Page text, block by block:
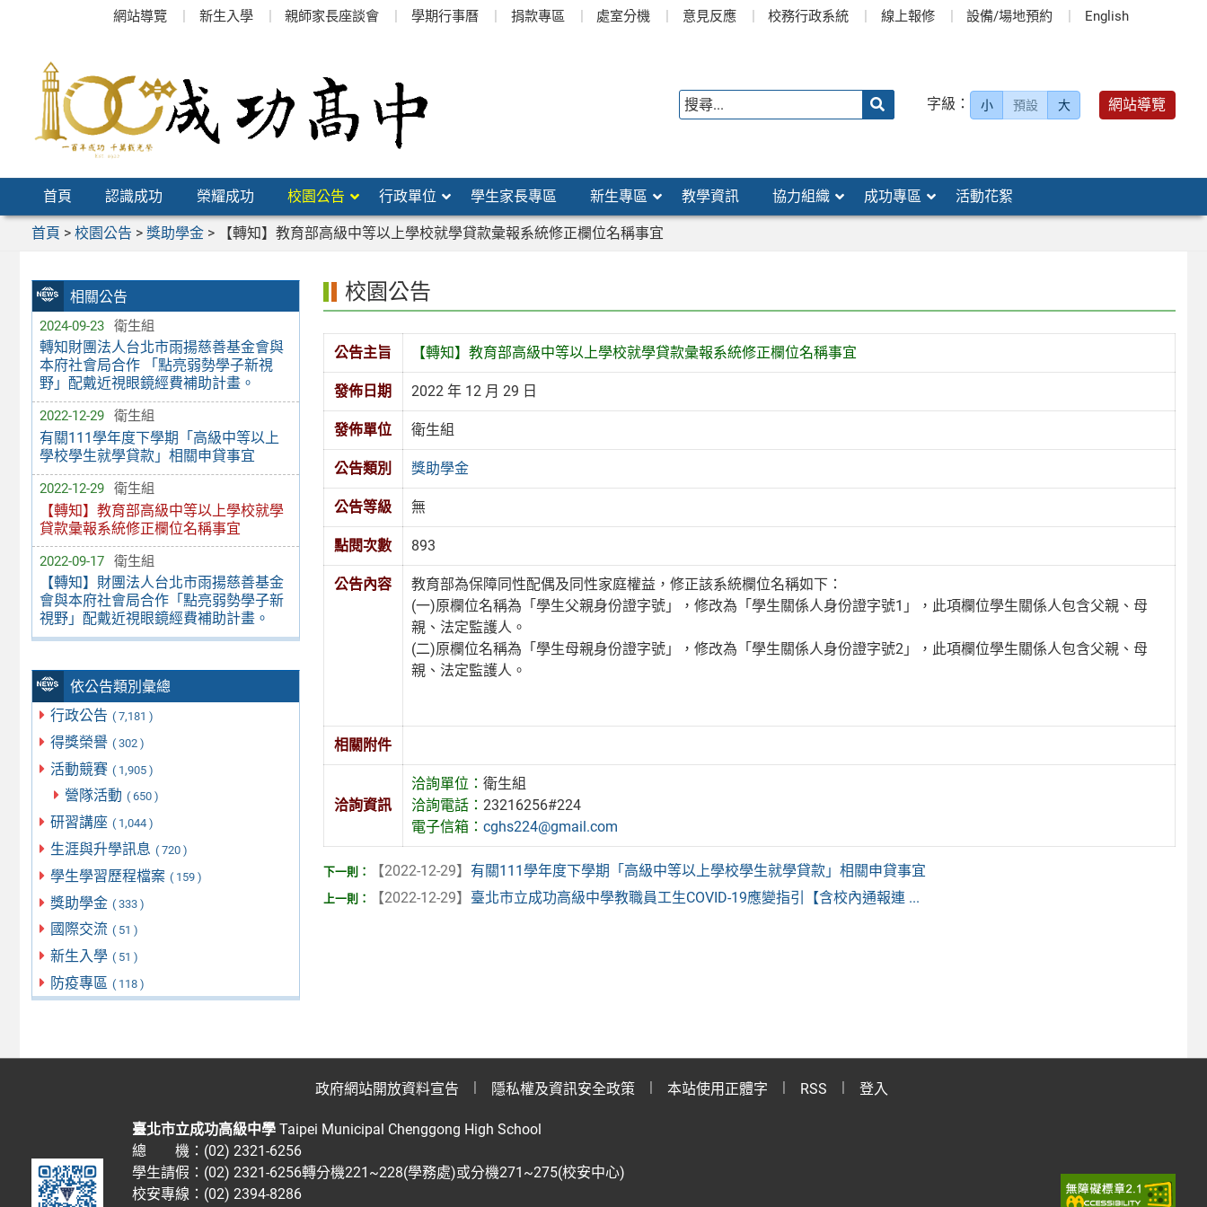
網站導覽 新生入學 親師家長座談會 學期行事曆 捐款專區 處室分機 意見反應 校務行政系統 線上報修 設備/場地預約 English
字級： 小 預設 大 網站導覽
首頁 認識成功 榮耀成功 校園公告 行政單位 學生家長專區 新生專區 教學資訊 協力組織 成功專區 活動花絮
首頁 > 校園公告 > 獎助學金> 【轉知】教育部高級中等以上學校就學貸款彙報系統修正欄位名稱事宜
相關公告
2024-09-23 衛生組
轉知財團法人台北市雨揚慈善基金會與
本府社會局合作 「點亮弱勢學子新視
野」配戴近視眼鏡經費補助計畫。
2022-12-29 衛生組
有關111學年度下學期「高級中等以上
學校學生就學貸款」相關申貸事宜
2022-12-29 衛生組
【轉知】教育部高級中等以上學校就學
貸款彙報系統修正欄位名稱事宜
2022-09-17 衛生組
【轉知】財團法人台北市雨揚慈善基金
會與本府社會局合作「點亮弱勢學子新
視野」配戴近視眼鏡經費補助計畫。
依公告類別彙總
行政公告 ( 7,181 )
得獎榮譽 ( 302 )
活動競賽 ( 1,905 )
營隊活動 ( 650 )
研習講座 ( 1,044 )
生涯與升學訊息 ( 720 )
學生學習歷程檔案 ( 159 )
獎助學金 ( 333 )
國際交流 ( 51 )
新生入學 ( 51 )
防疫專區 ( 118 )
校園公告
公告主旨 【轉知】教育部高級中等以上學校就學貸款彙報系統修正欄位名稱事宜
發佈日期 2022 年 12 月 29 日
發佈單位 衛生組
公告類別 獎助學金
公告等級 無
點閱次數 893
公告內容
教育部為保障同性配偶及同性家庭權益，修正該系統欄位名稱如下：
(一)原欄位名稱為「學生父親身份證字號」，修改為「學生關係人身份證字號1」，此項欄位學生關係人包含父親、母
親、法定監護人。
(二)原欄位名稱為「學生母親身份證字號」，修改為「學生關係人身份證字號2」，此項欄位學生關係人包含父親、母
親、法定監護人。
相關附件
洽詢資訊
洽詢單位：衛生組
洽詢電話：23216256#224
電子信箱：cghs224@gmail.com
【2022-12-29】 有關111學年度下學期「高級中等以上學校學生就學貸款」相關申貸事宜
【2022-12-29】 臺北市立成功高級中學教職員工生COVID-19應變指引【含校內通報連 ...
政府網站開放資料宣告 隱私權及資訊安全政策 本站使用正體字 RSS 登入
臺北市立成功高級中學Taipei Municipal Chenggong High School
總 機：(02) 2321-6256
學生請假：(02) 2321-6256轉分機221~228(學務處)或分機271~275(校安中心)
校安專線：(02) 2394-8286